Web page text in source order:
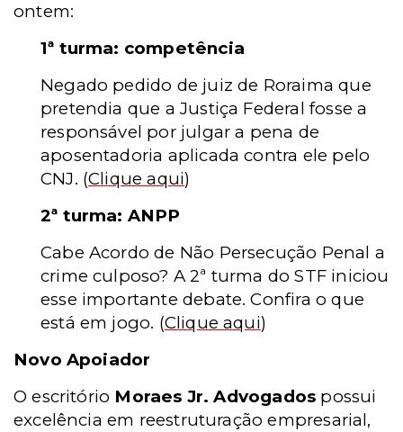
ontem:
1ª turma: competência
Negado pedido de juiz de Roraima que
pretendia que a Justiça Federal fosse a
responsável por julgar a pena de
aposentadoria aplicada contra ele pelo
CNJ. (Clique aqui)
2ª turma: ANPP
Cabe Acordo de Não Persecução Penal a
crime culposo? A 2ª turma do STF iniciou
esse importante debate. Confira o que
está em jogo. (Clique aqui)
Novo Apoiador
O escritório Moraes Jr. Advogados possui
excelência em reestruturação empresarial,